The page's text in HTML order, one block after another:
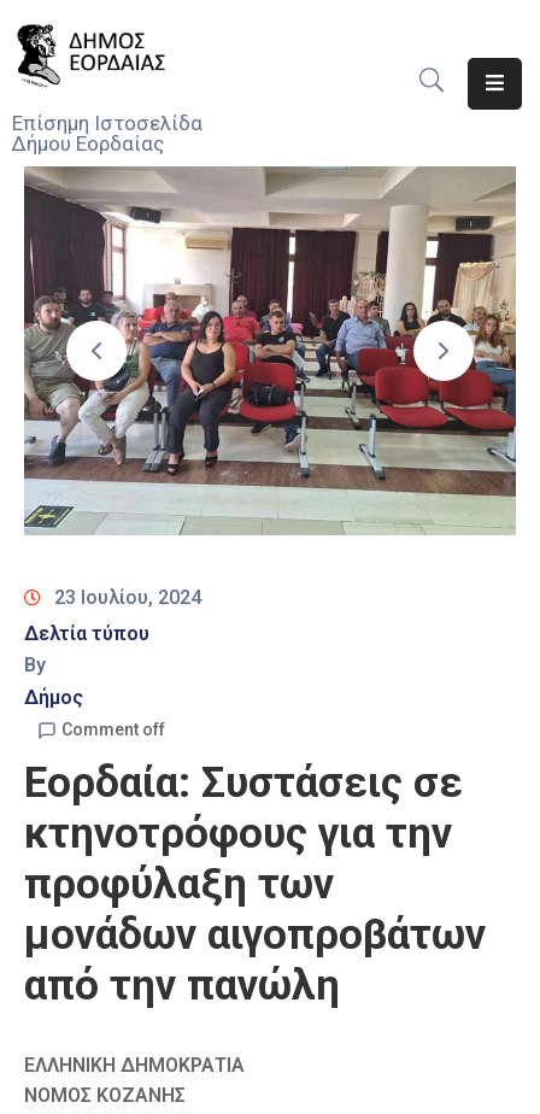
Επίσημη Ιστοσελίδα
Δήμου Εορδαίας
Ο
Δήμος
Νέα
Υπηρεσίες
Του
Δήμου
Προσκλήσεις
Αποφάσεις
Τηλέφωνα
23 Ιουλίου, 2024
Δελτία τύπου
By
Δήμος
Comment off
Εορδαία: Συστάσεις σε
κτηνοτρόφους για την
προφύλαξη των
μονάδων αιγοπροβάτων
από την πανώλη
ΕΛΛΗΝΙΚΗ ΔΗΜΟΚΡΑΤΙΑ
ΝΟΜΟΣ ΚΟΖΑΝΗΣ